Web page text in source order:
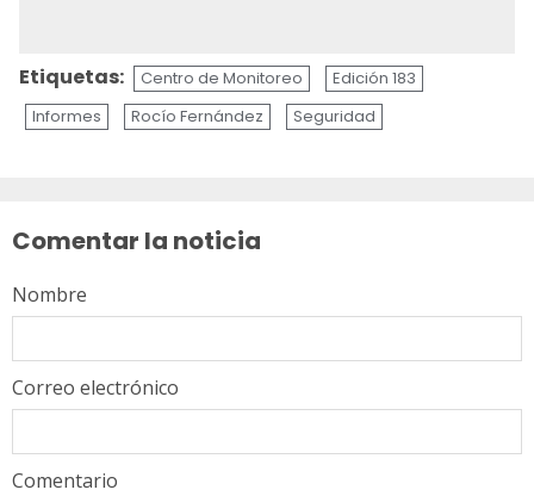
Etiquetas: Centro de Monitoreo
Edición 183
Informes
Rocío Fernández Seguridad
Comentar la noticia
Comentario
Nombre
Correo electrónico